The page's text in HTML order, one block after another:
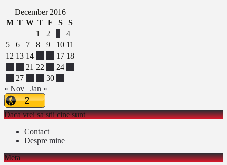
December 2016
M T W T F S
S
1
2
4
5
6 7 8 9 10 11
12 13 14 17 18
21 22 24
27 30
« Nov
Jan »
Daca vrei sa stii cine sunt
Contact
Despre mine
Meta